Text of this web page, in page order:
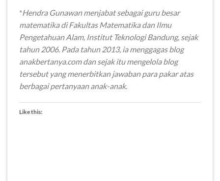
*Hendra Gunawan menjabat sebagai guru besar
matematika di Fakultas Matematika dan Ilmu
Pengetahuan Alam, Institut Teknologi Bandung, sejak
tahun 2006. Pada tahun 2013, ia menggagas blog
anakbertanya.com dan sejak itu mengelola blog
tersebut yang menerbitkan jawaban para pakar atas
berbagai pertanyaan anak-anak.
Like this: